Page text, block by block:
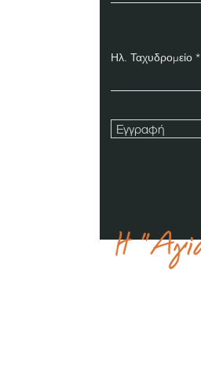
Ηλ. Ταχυδρομείο
Εγγραφή